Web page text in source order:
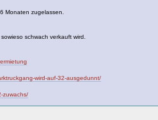
Monaten zugelassen.
schwach verkauft wird.
wird-auf-32-ausgedunnt/
zuwachs/